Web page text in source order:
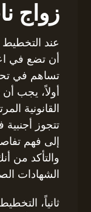
زواج
عند
أن تضع في
تساهم في
أولاً، يجب أن
القانونية
تتجوز
إلى فهم
والتأكد من
الشهادات
ثانياً،